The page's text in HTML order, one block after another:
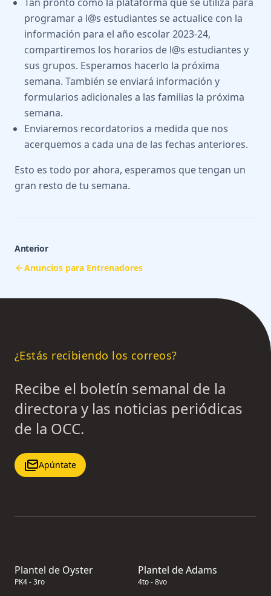
programar a l@s estudiantes se actualice con la
información para el año escolar 2023-24,
compartiremos los horarios de l@s estudiantes y
sus grupos. Esperamos hacerlo la próxima
semana. También se enviará información y
formularios adicionales a las familias la próxima
semana.
Enviaremos recordatorios a medida que nos
acerquemos a cada una de las fechas anteriores.
Esto es todo por ahora, esperamos que tengan un
gran resto de tu semana.
Anterior
Anuncios para Entrenadores
¿Estás recibiendo los correos?
Recibe el boletín semanal de la
directora y las noticias periódicas
de la OCC.
Apúntate
Plantel de Oyster
PK4 - 3ro
Plantel de Adams
4to - 8vo